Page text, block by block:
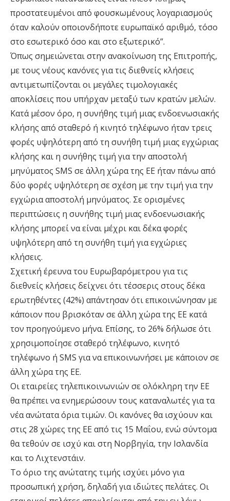
προστατευμένοι από φουσκωμένους λογαριασμούς
όταν καλούν οποιονδήποτε ευρωπαϊκό αριθμό, τόσο
στο εσωτερικό όσο και στο εξωτερικό”.
Όπως σημειώνεται στην ανακοίνωση της Επιτροπής,
με τους νέους κανόνες για τις διεθνείς κλήσεις
αντιμετωπίζονται οι μεγάλες τιμολογιακές
αποκλίσεις που υπήρχαν μεταξύ των κρατών μελών.
Κατά μέσον όρο, η συνήθης τιμή μιας ενδοενωσιακής
κλήσης από σταθερό ή κινητό τηλέφωνο ήταν τρεις
φορές υψηλότερη από τη συνήθη τιμή μιας εγχώριας
κλήσης και η συνήθης τιμή για την αποστολή
μηνύματος SMS σε άλλη χώρα της ΕΕ ήταν πάνω από
δύο φορές υψηλότερη σε σχέση με την τιμή για την
εγχώρια αποστολή μηνύματος. Σε ορισμένες
περιπτώσεις η συνήθης τιμή μιας ενδοενωσιακής
κλήσης μπορεί να είναι μέχρι και δέκα φορές
υψηλότερη από τη συνήθη τιμή για εγχώριες
κλήσεις.
Σχετική έρευνα του Ευρωβαρόμετρου για τις
διεθνείς κλήσεις δείχνει ότι τέσσερις στους δέκα
ερωτηθέντες (42%) απάντησαν ότι επικοινώνησαν με
κάποιον που βρισκόταν σε άλλη χώρα της ΕΕ κατά
τον προηγούμενο μήνα. Επίσης, το 26% δήλωσε ότι
χρησιμοποίησε σταθερό τηλέφωνο, κινητό
τηλέφωνο ή SMS για να επικοινωνήσει με κάποιον σε
άλλη χώρα της ΕΕ.
Οι εταιρείες τηλεπικοινωνιών σε ολόκληρη την ΕΕ
θα πρέπει να ενημερώσουν τους καταναλωτές για τα
νέα ανώτατα όρια τιμών. Οι κανόνες θα ισχύουν και
στις 28 χώρες της ΕΕ από τις 15 Μαΐου, ενώ σύντομα
θα τεθούν σε ισχύ και στη Νορβηγία, την Ισλανδία
και το Λιχτενστάιν.
Το όριο της ανώτατης τιμής ισχύει μόνο για
προσωπική χρήση, δηλαδή για ιδιώτες πελάτες. Οι